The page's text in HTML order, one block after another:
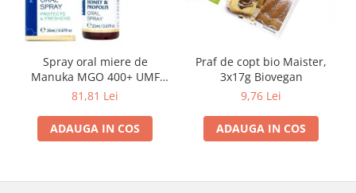
Spray oral miere de
Manuka MGO 400+ UMF
13+ cu Propolis (20ml)
81,81 Lei
ADAUGA IN COS
Praf de copt bio Maister,
3x17g Biovegan
9,76 Lei
ADAUGA IN COS